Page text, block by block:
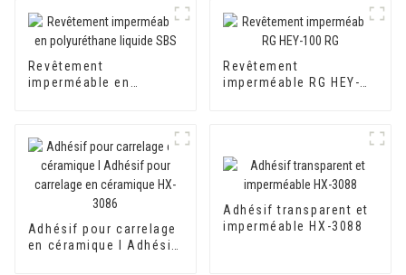
Revêtement
imperméable en
Revêtement
imperméable RG HEY-
Adhésif pour carrelage
en céramique I Adhésif
Adhésif transparent et
imperméable HX-3088